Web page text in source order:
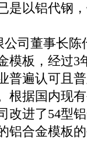
是以铝代钢
司董事长陈
模板，经过3
普遍认可且
根据国内现
改进了54型
铝合金模板